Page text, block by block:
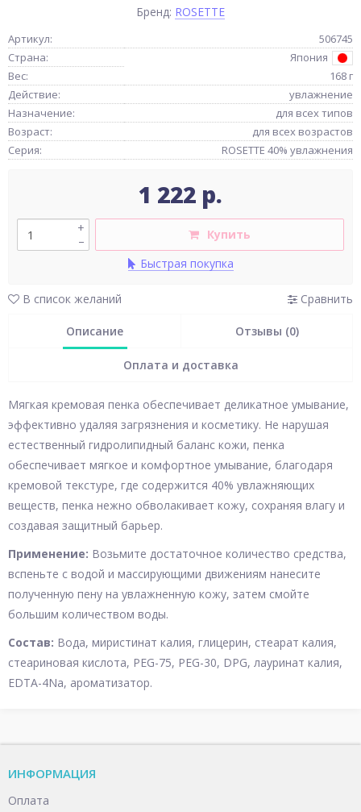
Бренд: ROSETTE
Артикул:
506745
Страна:
Япония
Вес:
168 г
Действие:
увлажнение
Назначение:
для всех типов
Возраст:
для всех возрастов
Серия:
ROSETTE 40% увлажнения
1 222 р.
–
+
Купить
Быстрая покупка
В список желаний Сравнить
Описание Отзывы (0)
Оплата и доставка
Мягкая кремовая пенка обеспечивает деликатное умывание,
эффективно удаляя загрязнения и косметику. Не нарушая
естественный гидролипидный баланс кожи, пенка
обеспечивает мягкое и комфортное умывание, благодаря
кремовой текстуре, где содержится 40% увлажняющих
веществ, пенка нежно обволакивает кожу, сохраняя влагу и
создавая защитный барьер.
Применение: Возьмите достаточное количество средства,
вспеньте с водой и массирующими движениям нанесите
полученную пену на увлажненную кожу, затем смойте
большим количеством воды.
Состав: Вода, миристинат калия, глицерин, стеарат калия,
стеариновая кислота, PEG-75, PEG-30, DPG, лауринат калия,
EDTA-4Na, ароматизатор.
ИНФОРМАЦИЯ
Оплата